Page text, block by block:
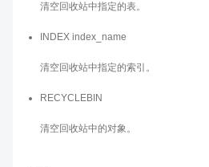
清空回收站中指定的表。
INDEX index_name
清空回收站中指定的索引。
RECYCLEBIN
清空回收站中的对象。